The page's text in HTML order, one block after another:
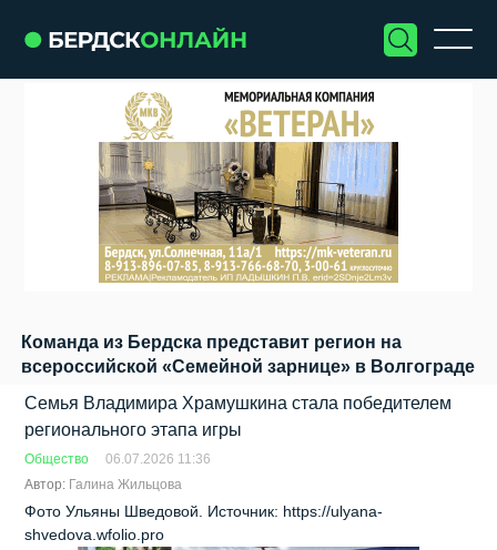
Команда из Бердска представит регион на
всероссийской «Семейной зарнице» в Волгограде
Семья Владимира Храмушкина стала победителем
регионального этапа игры
Общество
06.07.2026 11:36
Автор: Галина Жильцова
Фото Ульяны Шведовой. Источник: https://ulyana-
shvedova.wfolio.pro